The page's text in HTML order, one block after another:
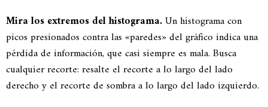
Mira los extremos del histograma.Un histograma con
picos presionados contra las «paredes» del gráfico indica una
pérdida de información, que casi siempre es mala. Busca
cualquier recorte: resalte el recorte a lo largo del lado
derecho y el recorte de sombra a lo largo del lado izquierdo.